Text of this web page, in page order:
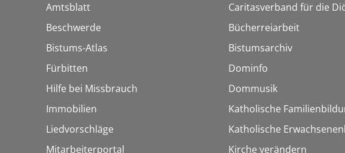
Amtsblatt
Beschwerde
Bistums-Atlas
Fürbitten
Hilfe bei Missbrauch
Immobilien
Liedvorschläge
Mitarbeiterportal
Caritasverband für die
Bücherreiarbeit
Bistumsarchiv
Dominfo
Dommusik
Katholische
Katholische
Kirche verändern